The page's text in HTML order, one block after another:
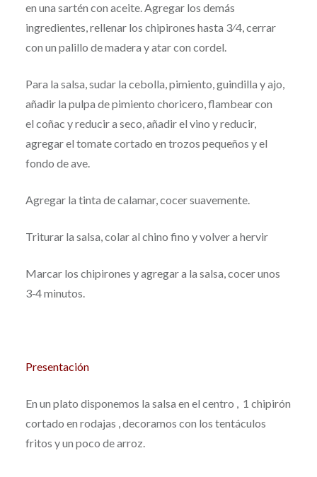
en una sartén con aceite. Agregar los demás
ingredientes, rellenar los chipirones hasta 3⁄4, cerrar
con un palillo de madera y atar con cordel.
Para la salsa, sudar la cebolla, pimiento, guindilla y ajo,
añadir la pulpa de pimiento choricero, flambear con
el coñac y reducir a seco, añadir el vino y reducir,
agregar el tomate cortado en trozos pequeños y el
fondo de ave.
Agregar la tinta de calamar, cocer suavemente.
Triturar la salsa, colar al chino fino y volver a hervir
Marcar los chipirones y agregar a la salsa, cocer unos
3‐4 minutos.
Presentación
En un plato disponemos la salsa en el centro , 1 chipirón
cortado en rodajas , decoramos con los tentáculos
fritos y un poco de arroz.